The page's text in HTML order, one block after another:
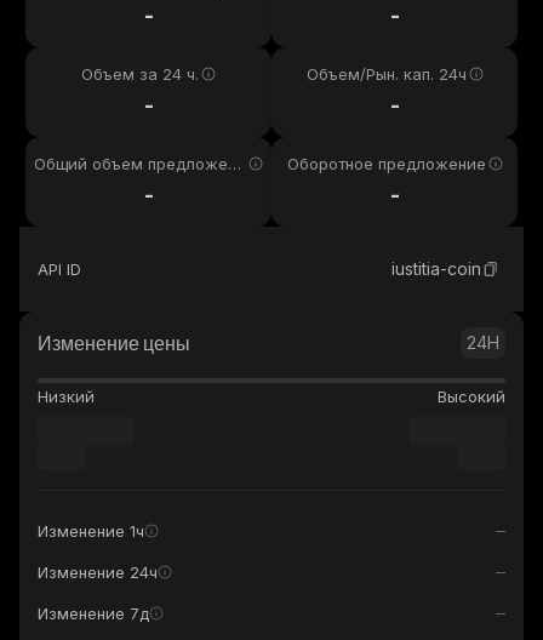
- -
Объем за 24 ч.
-
Объем/Рын. кап. 24ч
-
Общий объем предложени
-
Оборотное предложение
-
API ID iustitia-coin
Изменение цены 24H
Низкий Высокий
Изменение 1ч
Изменение 24ч
Изменение 7д